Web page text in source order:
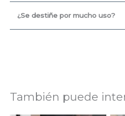
¿Se destiñe por mucho uso?
También puede